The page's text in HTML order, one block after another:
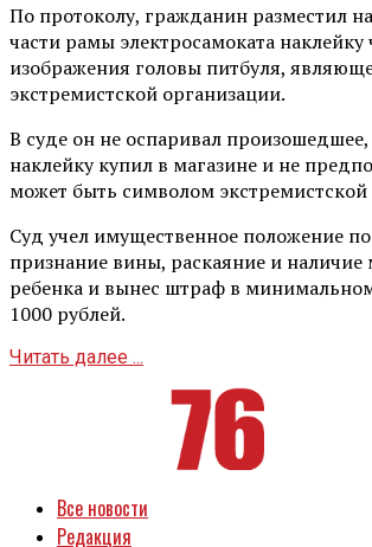
По протоколу, гражданин разместил
части рамы электросамоката наклейку
изображения головы питбуля,
экстремистской организации.
В суде он не оспаривал
наклейку купил в магазине и не
может быть символом экстремистской
Суд учел имущественное положение
признание вины, раскаяние и наличие
ребенка и вынес штраф в
1000 рублей.
Читать далее ...
Все новости
Редакция